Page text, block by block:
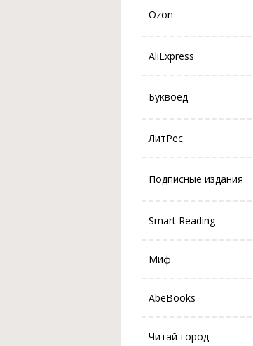
Ozon
AliExpress
Буквоед
ЛитРес
Подписные издания
Smart Reading
Миф
AbeBooks
Читай-город